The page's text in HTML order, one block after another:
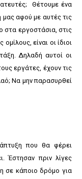
Θέτουμε ένα
αφού με αυτές τις
στα εργοστάσια, στις
είναι οι ίδιοι
Δηλαδή αυτοί οι
εργάτες, έχουν τις
Να μην παρασυρθεί
που θα φέρει
Έστησαν πριν λίγες
σε κάποιο δρόμο για